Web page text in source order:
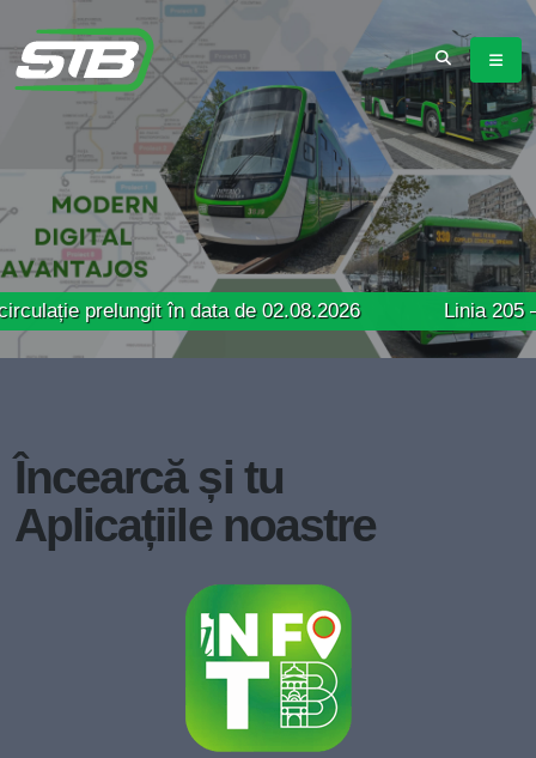
în data de 02.08.2026 Linia 205 – Traseu
Încearcă și tu
Aplicațiile noastre